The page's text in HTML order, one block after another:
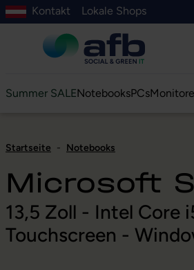
springen
Suche springen
Zur Hauptnavigation springen
Zur Navigation der B2B-Plattform
Kontakt Lokale Shops
Summer SALENotebooksPCsMonitore
Startseite - Notebooks
Microsoft
13,5 Zoll - Intel Core
Touchscreen -